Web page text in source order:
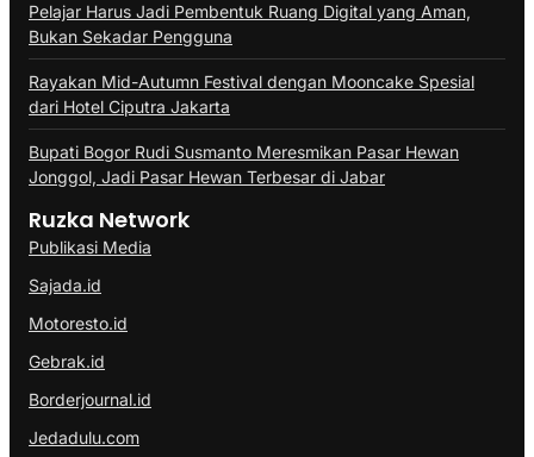
Pelajar Harus Jadi Pembentuk Ruang Digital yang Aman,
Bukan Sekadar Pengguna
Rayakan Mid-Autumn Festival dengan Mooncake Spesial
dari Hotel Ciputra Jakarta
Bupati Bogor Rudi Susmanto Meresmikan Pasar Hewan
Jonggol, Jadi Pasar Hewan Terbesar di Jabar
Ruzka Network
Publikasi Media
Sajada.id
Motoresto.id
Gebrak.id
Borderjournal.id
Jedadulu.com